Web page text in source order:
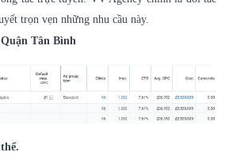
trọn vẹn những nhu cầu này.
Quận Tân Bình